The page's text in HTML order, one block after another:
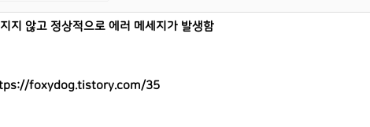
지 않고 정상적으로 에러 메세지가 발생함
foxydog.tistory.com/35